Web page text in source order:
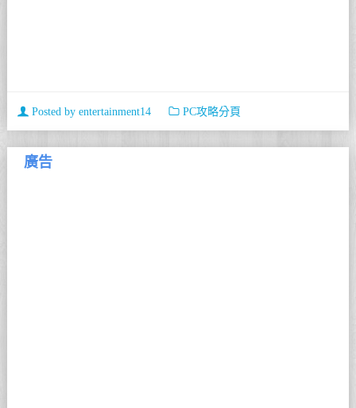
Posted by entertainment14 PC攻略分頁
廣告